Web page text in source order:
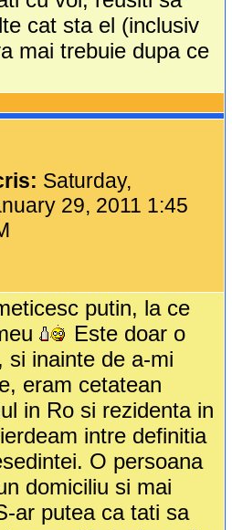
cat sta el (inclusiv
mai trebuie dupa ce
Saturday,
29, 2011 1:45
putin, la ce
Este doar o
si inainte de a-mi
eram cetatean
in Ro si rezidenta in
intre definitia
O persoana
domiciliu si mai
ar putea ca tati sa